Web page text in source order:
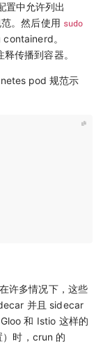
置中允许列出
。然后使用 sudo
containerd。
传播到容器。
pod 规范示
许多情况下，这些
并且 sidecar
和 Istio 这样的
）时，crun 的